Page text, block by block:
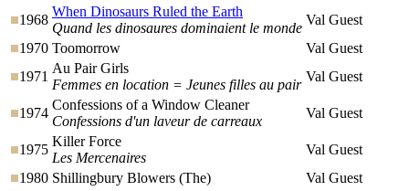
1968
When Dinosaurs Ruled the Earth
Quand les dinosaures dominaient le monde
Val Guest
1970 Toomorrow
Val Guest
1971
Au Pair Girls
Femmes en location = Jeunes filles au pair
Val Guest
1974
Confessions of a Window Cleaner
Confessions d'un laveur de carreaux
Val Guest
1975
Killer Force
Les Mercenaires
Val Guest
1980 Shillingbury Blowers (The)
Val Guest